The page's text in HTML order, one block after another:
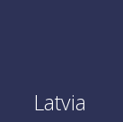
Latvia